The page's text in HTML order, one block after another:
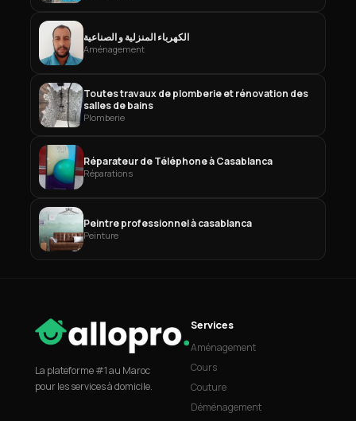
الكهرباء المنزلية و الصناعية
Aménagement
Toutes travaux de plomberie et rénovation des
salles de bains
Plomberie
Réparateur de Téléphone à Casablanca
Réparations
Peintre professionnel à casablanca
Peinture
La plateforme #1 au Maroc
pour les services à domicile.
Services
Aménagement
Cours
Couture
Déménagement